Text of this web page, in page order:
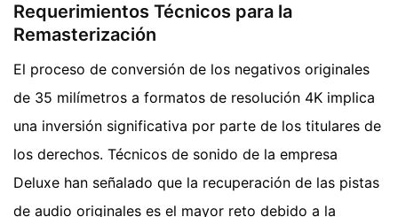
Requerimientos Técnicos para la
Remasterización
El proceso de conversión de los negativos originales
de 35 milímetros a formatos de resolución 4K implica
una inversión significativa por parte de los titulares de
los derechos. Técnicos de sonido de la empresa
Deluxe han señalado que la recuperación de las pistas
de audio originales es el mayor reto debido a la